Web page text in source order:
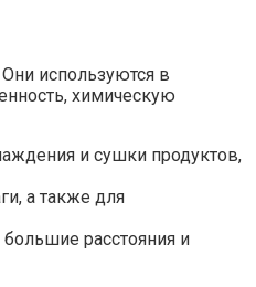
используются в
химическую
и сушки продуктов,
а также для
расстояния и